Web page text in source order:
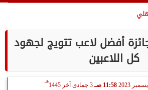
أفضل لاعب تتويج لجهود
كل اللاعبين ‏
11:58 صـ 3 جمادى آخر 1445
هـ